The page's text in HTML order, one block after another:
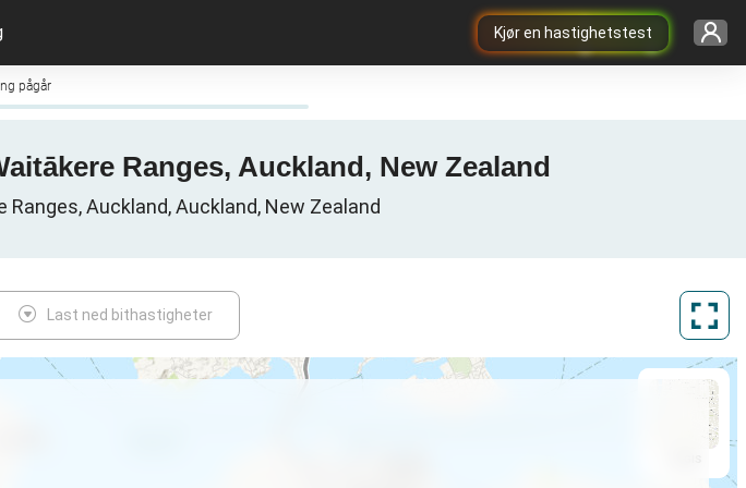
Kjør en hastighetstest
pågår
Ranges, Auckland, New Zealand
Auckland, Auckland, New Zealand
Last ned bithastigheter